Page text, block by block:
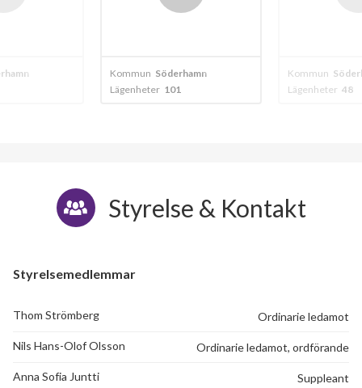
Kommun Söderhamn
Lägenheter 101
Kommun
Lägenheter 48
Styrelse & Kontakt
Styrelsemedlemmar
Thom Strömberg Ordinarie ledamot
Nils Hans-Olof Olsson Ordinarie ledamot, ordförande
Anna Sofia Juntti Suppleant